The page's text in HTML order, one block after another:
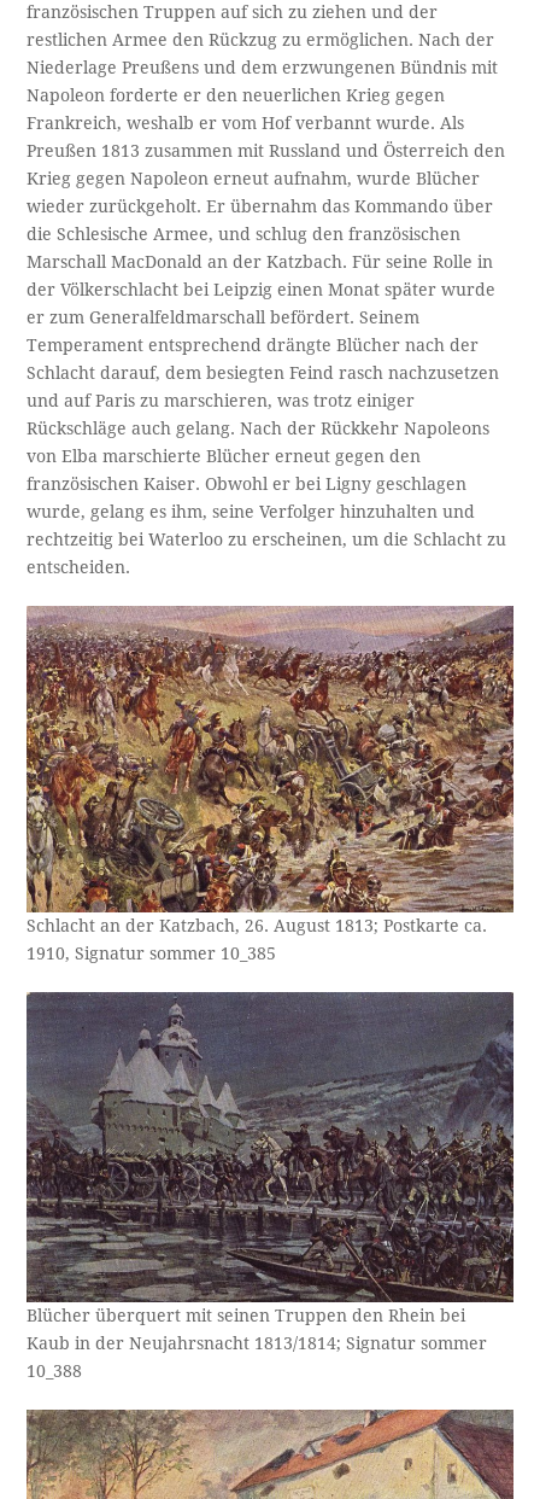
französischen Truppen auf sich zu ziehen und der
restlichen Armee den Rückzug zu ermöglichen. Nach der
Niederlage Preußens und dem erzwungenen Bündnis mit
Napoleon forderte er den neuerlichen Krieg gegen
Frankreich, weshalb er vom Hof verbannt wurde. Als
Preußen 1813 zusammen mit Russland und Österreich den
Krieg gegen Napoleon erneut aufnahm, wurde Blücher
wieder zurückgeholt. Er übernahm das Kommando über
die Schlesische Armee, und schlug den französischen
Marschall MacDonald an der Katzbach. Für seine Rolle in
der Völkerschlacht bei Leipzig einen Monat später wurde
er zum Generalfeldmarschall befördert. Seinem
Temperament entsprechend drängte Blücher nach der
Schlacht darauf, dem besiegten Feind rasch nachzusetzen
und auf Paris zu marschieren, was trotz einiger
Rückschläge auch gelang. Nach der Rückkehr Napoleons
von Elba marschierte Blücher erneut gegen den
französischen Kaiser. Obwohl er bei Ligny geschlagen
wurde, gelang es ihm, seine Verfolger hinzuhalten und
rechtzeitig bei Waterloo zu erscheinen, um die Schlacht zu
entscheiden.
Schlacht an der Katzbach, 26. August 1813; Postkarte ca.
1910, Signatur sommer 10_385
Blücher überquert mit seinen Truppen den Rhein bei
Kaub in der Neujahrsnacht 1813/1814; Signatur sommer
10_388